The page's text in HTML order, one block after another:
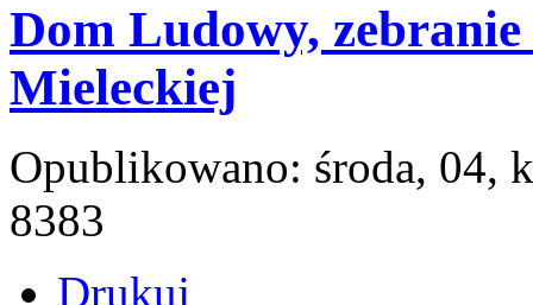
Dom Ludowy,
Mieleckiej
Opublikowano: środa, 04,
8383
Drukuj